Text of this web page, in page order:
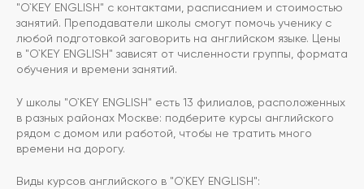
"O`KEY ENGLISH" с контактами, расписанием и стоимостью
занятий. Преподаватели школы смогут помочь ученику с
любой подготовкой заговорить на английском языке. Цены
в "O`KEY ENGLISH" зависят от численности группы, формата
обучения и времени занятий.
У школы "O`KEY ENGLISH" есть 13 филиалов, расположенных
в разных районах Москве: подберите курсы английского
рядом с домом или работой, чтобы не тратить много
времени на дорогу.
Виды курсов английского в "O`KEY ENGLISH":